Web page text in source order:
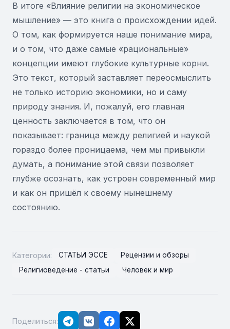
В итоге «Влияние религии на экономическое
мышление» — это книга о происхождении идей.
О том, как формируется наше понимание мира,
и о том, что даже самые «рациональные»
концепции имеют глубокие культурные корни.
Это текст, который заставляет переосмыслить
не только историю экономики, но и саму
природу знания. И, пожалуй, его главная
ценность заключается в том, что он
показывает: граница между религией и наукой
гораздо более проницаема, чем мы привыкли
думать, а понимание этой связи позволяет
глубже осознать, как устроен современный мир
и как он пришёл к своему нынешнему
состоянию.
Категории: СТАТЬИ ЭССЕ
Рецензии и обзоры
Религиоведение - статьи
Человек и мир
Поделиться: